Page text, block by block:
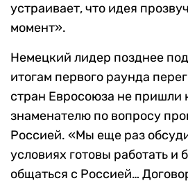
устраивает, что идея
момент».
Немецкий лидер позднее
итогам первого раунда
стран Евросоюза не пришли
знаменателю по вопросу
Россией. «Мы еще раз
условиях готовы работать и
общаться с Россией…